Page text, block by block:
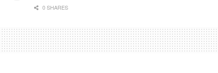
0 SHARES